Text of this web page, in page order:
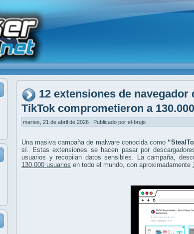
12 extensiones de
TikTok comprometieron a
martes, 21 de abril de 2026 | Publicado por el-brujo
Una masiva campaña de malware conocida como
sí. Estas extensiones se hacen pasar por
usuarios y recopilan datos sensibles. La campaña,
130.000 usuarios en todo el mundo, con aproximadamente